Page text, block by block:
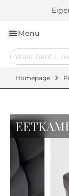
Menu
Homepage